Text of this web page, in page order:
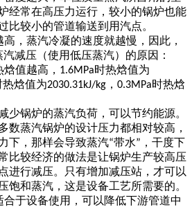
经常在高压力运行，较小的锅炉也能
比较小的管道输送到用汽点。
高，蒸汽冷凝的速度就越慢，因此，
汽减压（使用低压蒸汽）的原因：
值越高， 1.6MPa时热焓值为
热焓值为2030.31kJ/kg ， 0.3MPa时热焓
少锅炉的蒸汽负荷，可以节约能源。
数蒸汽锅炉的设计压力都相对较高，
下，那样会导致蒸汽“带水” ，干度下
比较经济的做法是让锅炉生产较高压
进行减压。只有增加减压站，才可以
饱和蒸汽，这是设备工艺所需要的。
合于设备使用，可以降低下游管道中